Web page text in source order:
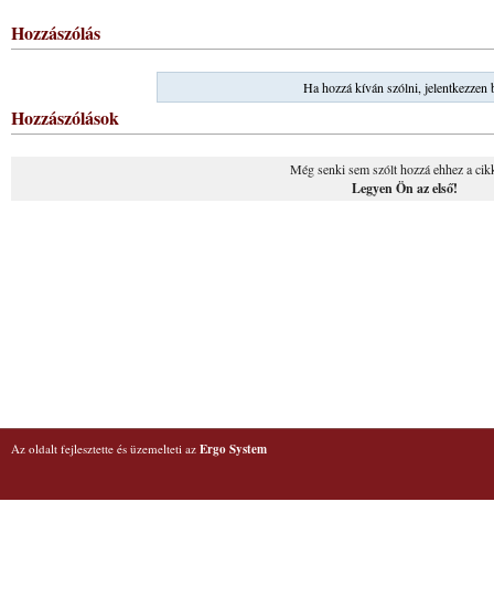
Hozzászólás
Ha hozzá kíván szólni, jelentkezzen
Hozzászólások
Még senki sem szólt hozzá ehhez a
Legyen Ön az első!
Az oldalt fejlesztette és üzemelteti az Ergo System